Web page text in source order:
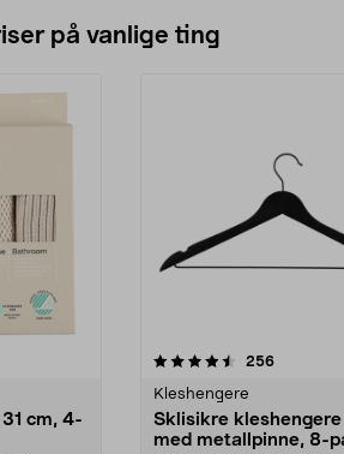
på vanlige ting
cm, 4-
256
Kleshengere
Sklisikre
med metallpinne, 8-
4.5av 5 stjerner